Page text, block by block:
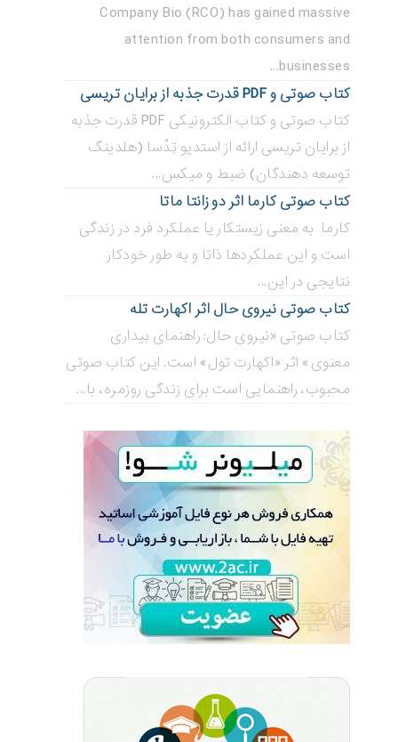
Company Bio (RCO) has gained massive
attention from both consumers and
businesses...
کتاب صوتی و PDF قدرت جذبه از برایان تریسی
کتاب صوتی و کتاب الکترونیکی PDF قدرت جذبه
از برایان تریسی ارائه از استدیو تِدْسا (هلدینگ
توسعه دهندگان) ضبط و میکس...
کتاب صوتی کارما اثر دو زانتا ماتا
کارما به معنی زیستکار یا عملکرد فرد در زندگی
است و این عملکردها ذاتا و به طور خودکار
نتایجی در این...
کتاب صوتی نیروی حال اثر اکهارت تله
کتاب صوتی «نیروی حال: راهنمای بیداری
معنوی» اثر «اکهارت تول» است. این کتاب صوتی
محبوب، راهنمایی است برای زندگی روزمره، با...